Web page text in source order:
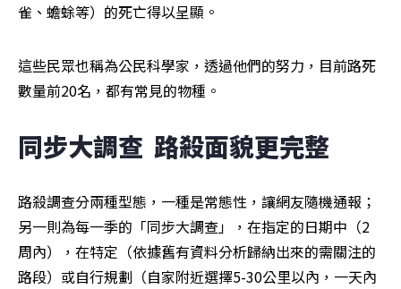
雀、蟾蜍等）的死亡得以呈顯。
這些民眾也稱為公民科學家，透過他們的努力，目前路死
數量前20名，都有常見的物種。
同步大調查  路殺面貌更完整
路殺調查分兩種型態，一種是常態性，讓網友隨機通報；
另一則為每一季的「同步大調查」，在指定的日期中（2
周內），在特定（依據舊有資料分析歸納出來的需關注的
路段）或自行規劃（自家附近選擇5-30公里以內，一天內